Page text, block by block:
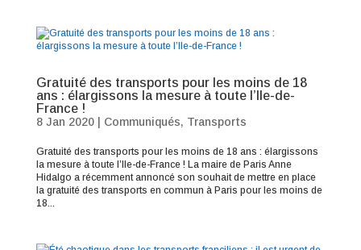
Gratuité des transports pour les moins de 18
ans : élargissons la mesure à toute l’Ile-de-
France !
8 Jan 2020| Communiqués, Transports
Gratuité des transports pour les moins de 18 ans : élargissons
la mesure à toute l’Ile-de-France ! La maire de Paris Anne
Hidalgo a récemment annoncé son souhait de mettre en place
la gratuité des transports en commun à Paris pour les moins de
18...